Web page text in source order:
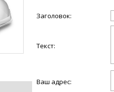
Заголовок:
Текст:
Ваш адрес: